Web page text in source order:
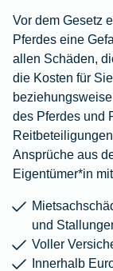
Vor dem Gesetz
Pferdes eine
allen Schäden,
die Kosten für
des Pferdes und
Ansprüche aus
Eigentümer*in
und
Voller
Innerhalb